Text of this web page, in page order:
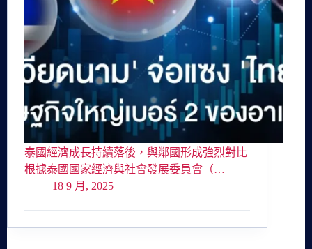
泰國經濟成長持續落後，與鄰國形成強烈對比
根據泰國國家經濟與社會發展委員會（…
18 9 月, 2025